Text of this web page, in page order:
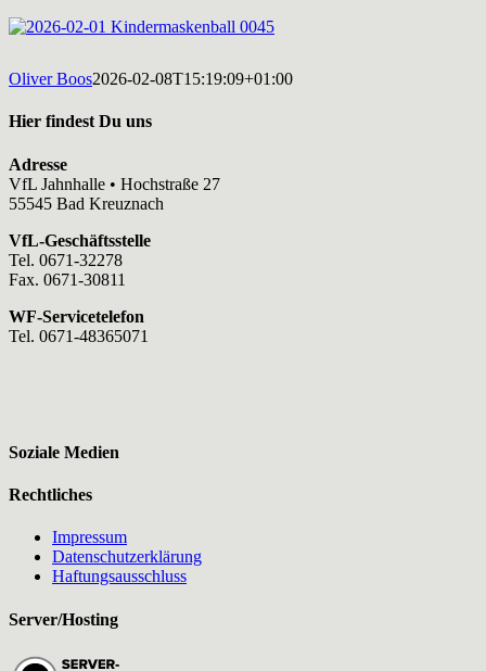
Oliver Boos2026-02-08T15:19:09+01:00
Hier findest Du uns
Adresse
VfL Jahnhalle • Hochstraße 27
55545 Bad Kreuznach
VfL-Geschäftsstelle
Tel. 0671-32278
Fax. 0671-30811
WF-Servicetelefon
Tel. 0671-48365071
Soziale Medien
Rechtliches
Impressum
Datenschutzerklärung
Haftungsausschluss
Server/Hosting